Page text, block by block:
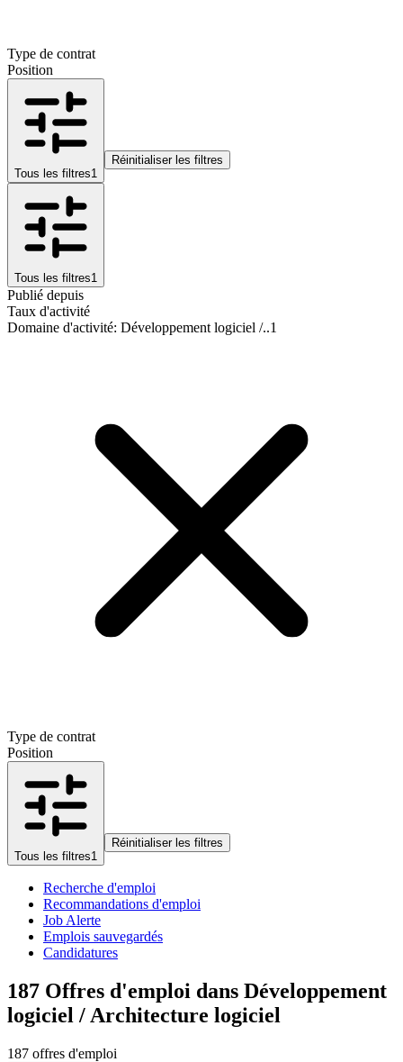
Type de contrat
Position
Tous les filtres1
Réinitialiser les filtres
Tous les filtres1
Publié depuis
Taux d'activité
Domaine d'activité: Développement logiciel /..1
Type de contrat
Position
Tous les filtres1
Réinitialiser les filtres
Recherche d'emploi
Recommandations d'emploi
Job Alerte
Emplois sauvegardés
Candidatures
187 Offres d'emploi dans Développement
logiciel / Architecture logiciel
187 offres d'emploi